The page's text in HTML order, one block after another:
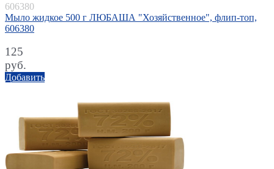
606380
Мыло жидкое 500 г ЛЮБАША "Хозяйственное", флип-топ,
606380
125
руб.
Добавить